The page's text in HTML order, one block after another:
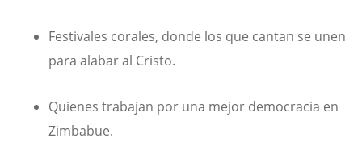
Festivales corales, donde los que cantan se unen
para alabar al Cristo.
Quienes trabajan por una mejor democracia en
Zimbabue.